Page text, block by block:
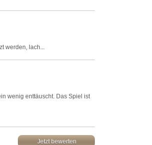
werden, lach...
wenig enttäuscht. Das Spiel ist
Jetzt bewerten